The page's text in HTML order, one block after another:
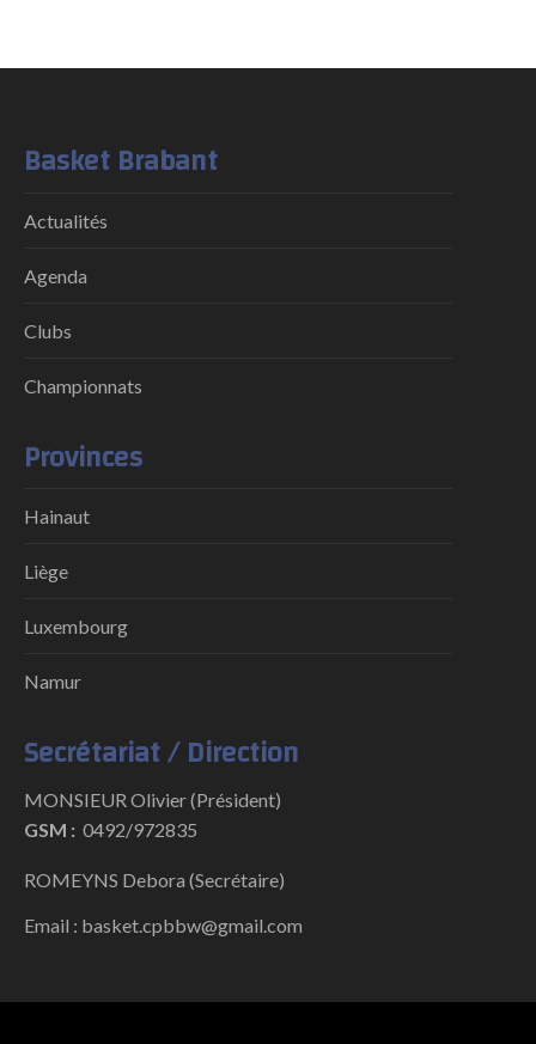
Basket Brabant
Actualités
Agenda
Clubs
Championnats
Provinces
Hainaut
Liège
Luxembourg
Namur
Secrétariat / Direction
MONSIEUR Olivier (Président)
GSM : 0492/972835
ROMEYNS Debora (Secrétaire)
Email : basket.cpbbw@gmail.com